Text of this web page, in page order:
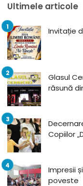
Ultimele articole
Invitație
Glasul
răsună
Copiilor
Impresii
poveste